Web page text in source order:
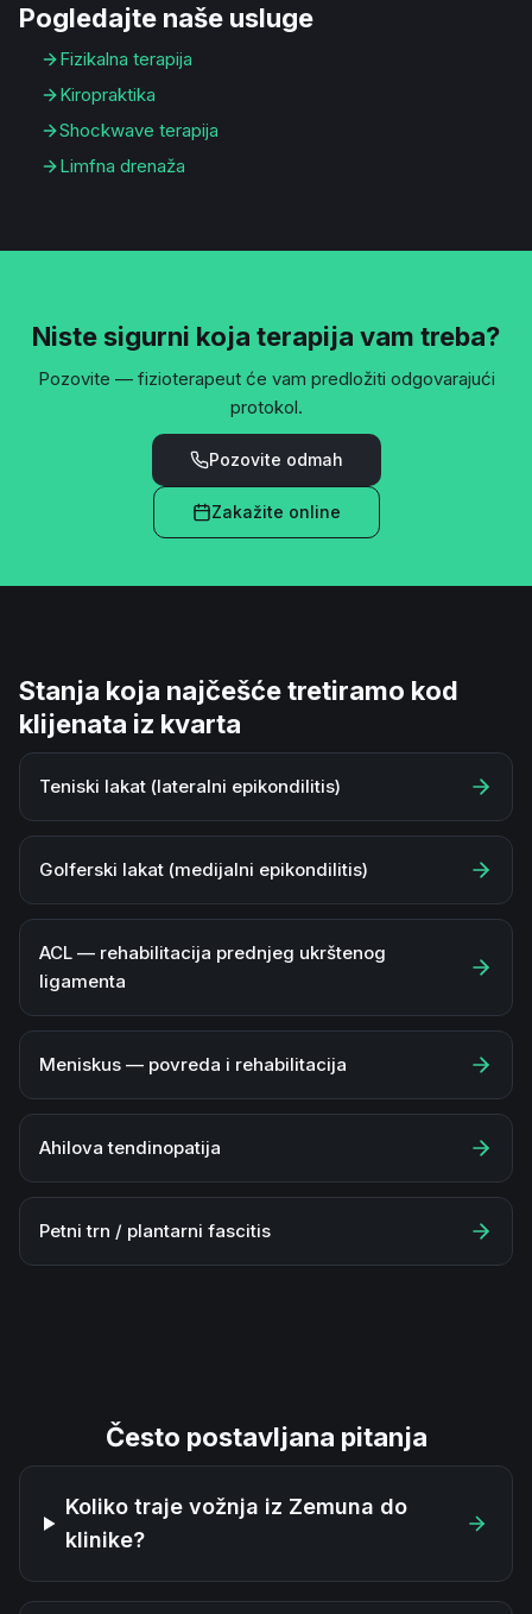
Pogledajte naše usluge
Fizikalna terapija
Kiropraktika
Shockwave terapija
Limfna drenaža
Niste sigurni koja terapija vam treba?
Pozovite — fizioterapeut će vam predložiti odgovarajući
protokol.
Pozovite odmah
Zakažite online
Stanja koja najčešće tretiramo kod
klijenata iz kvarta
Teniski lakat (lateralni epikondilitis)
Golferski lakat (medijalni epikondilitis)
ACL — rehabilitacija prednjeg ukrštenog
ligamenta
Meniskus — povreda i rehabilitacija
Ahilova tendinopatija
Petni trn / plantarni fascitis
Često postavljana pitanja
Koliko traje vožnja iz Zemuna do
klinike?